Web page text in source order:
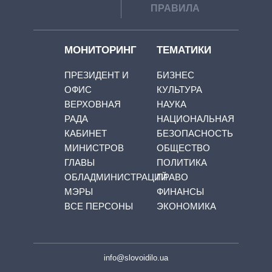
ПРАВИЛА
МОНИТОРИНГ
ПРЕЗИДЕНТ И
ОФИС
ВЕРХОВНАЯ
РАДА
КАБИНЕТ
МИНИСТРОВ
ГЛАВЫ
ОБЛАДМИНИСТРАЦИЙ
МЭРЫ
ВСЕ ПЕРСОНЫ
ТЕМАТИКИ
БИЗНЕС
КУЛЬТУРА
НАУКА
НАЦИОНАЛЬНАЯ
БЕЗОПАСНОСТЬ
ОБЩЕСТВО
ПОЛИТИКА
ПРАВО
ФИНАНСЫ
ЭКОНОМИКА
info@slovoidilo.ua